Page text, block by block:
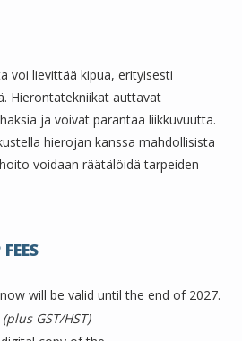
voi lievittää kipua, erityisesti
Hierontatekniikat auttavat
ja voivat parantaa liikkuvuutta.
hierojan kanssa mahdollisista
voidaan räätälöidä tarpeiden
will be valid until the end of 2027.
(plus GST/HST)